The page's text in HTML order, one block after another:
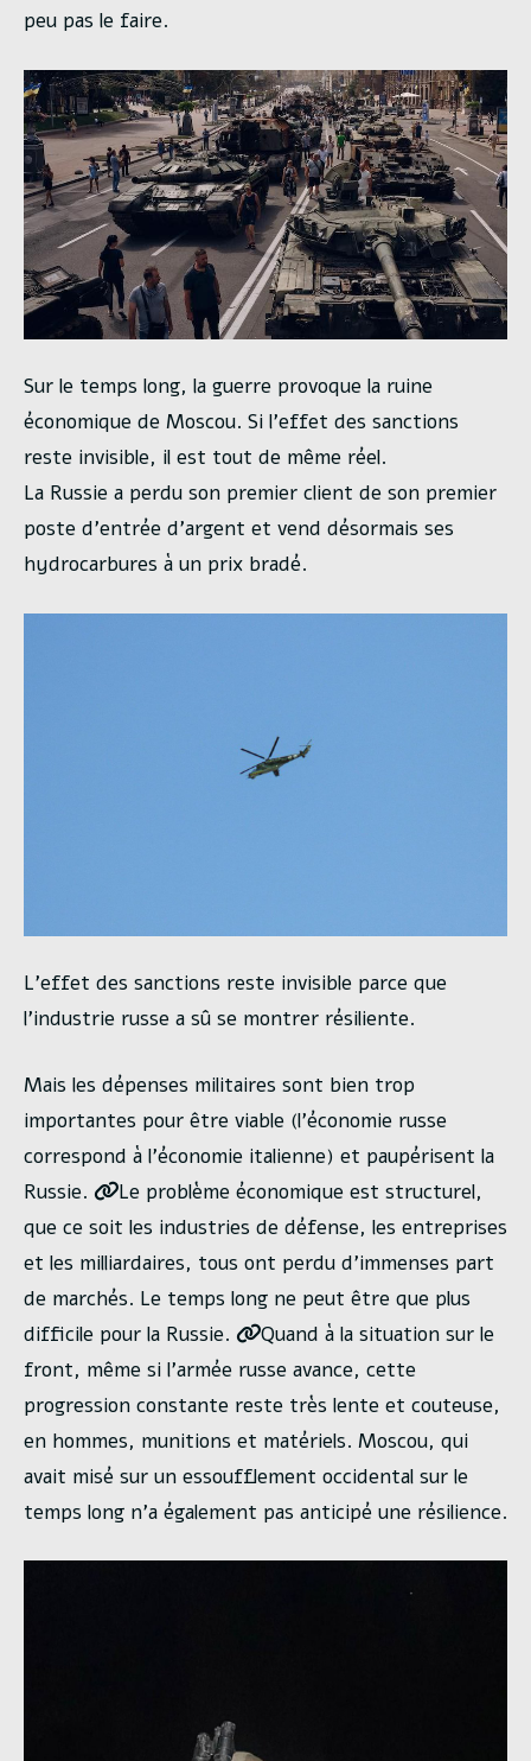
peu pas le faire.
Sur le temps long, la guerre provoque la ruine
économique de Moscou. Si l’effet des sanctions
reste invisible, il est tout de même réel.
La Russie a perdu son premier client de son premier
poste d’entrée d’argent et vend désormais ses
hydrocarbures à un prix bradé.
L’effet des sanctions reste invisible parce que
l’industrie russe a sû se montrer résiliente.
Mais les dépenses militaires sont bien trop
importantes pour être viable (l’économie russe
correspond à l’économie italienne) et paupérisent la
Russie.
Le problème économique est structurel,
que ce soit les industries de défense, les entreprises
et les milliardaires, tous ont perdu d’immenses part
de marchés. Le temps long ne peut être que plus
difficile pour la Russie.
Quand à la situation sur le
front, même si l’armée russe avance, cette
progression constante reste très lente et couteuse,
en hommes, munitions et matériels. Moscou, qui
avait misé sur un essoufflement occidental sur le
temps long n’a également pas anticipé une résilience.